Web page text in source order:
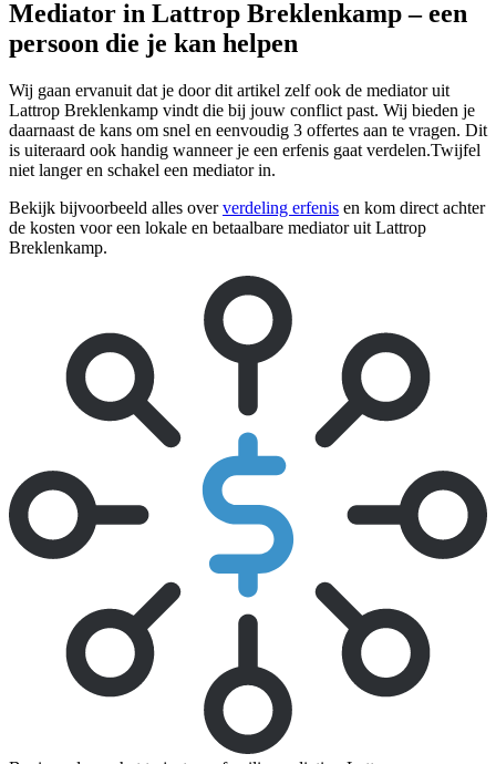
Mediator in Lattrop Breklenkamp – een
persoon die je kan helpen
Wij gaan ervanuit dat je door dit artikel zelf ook de mediator uit
Lattrop Breklenkamp vindt die bij jouw conflict past. Wij bieden je
daarnaast de kans om snel en eenvoudig 3 offertes aan te vragen. Dit
is uiteraard ook handig wanneer je een erfenis gaat verdelen.Twijfel
niet langer en schakel een mediator in.
Bekijk bijvoorbeeld alles oververdeling erfenis en kom direct achter
de kosten voor een lokale en betaalbare mediator uit Lattrop
Breklenkamp.